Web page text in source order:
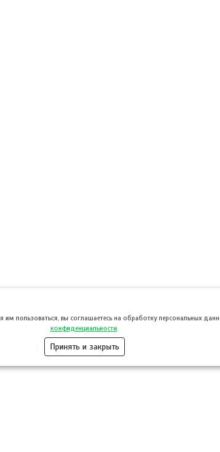
пользоваться, вы соглашаетесь на обработку персональных
конфиденциальности
Принять и закрыть